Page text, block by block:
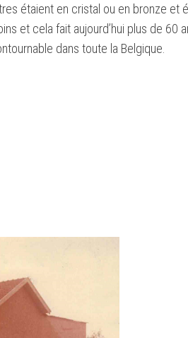
étaient en cristal ou en bronze et
et cela fait aujourd’hui plus de 60
dans toute la Belgique.